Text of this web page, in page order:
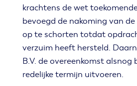
krachtens de wet
bevoegd de nakoming van
op te schorten totdat
verzuim heeft hersteld.
B.V. de overeenkomst alsnog
redelijke termijn uitvoeren.